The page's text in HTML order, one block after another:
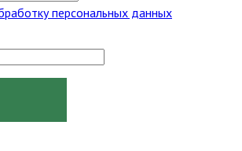
персональных данных